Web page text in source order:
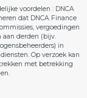
voordelen : DNCA
dat DNCA Finance
vergoedingen
derden (bijv.
in
Op verzoek kan
met betrekking